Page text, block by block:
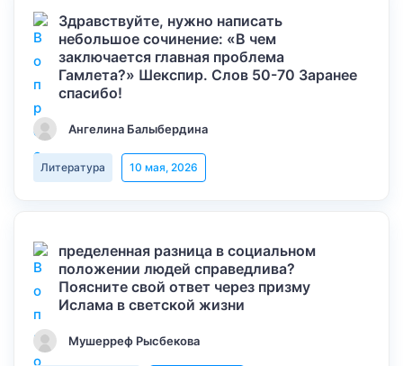
Здравствуйте, нужно написать
небольшое сочинение: «В чем
заключается главная проблема
Гамлета?» Шекспир. Слов 50-70 Заранее
спасибо!
Ангелина Балыбердина
Литература 10 мая, 2026
пределенная разница в социальном
положении людей справедлива?
Поясните свой ответ через призму
Ислама в светской жизни
Мушерреф Рысбекова